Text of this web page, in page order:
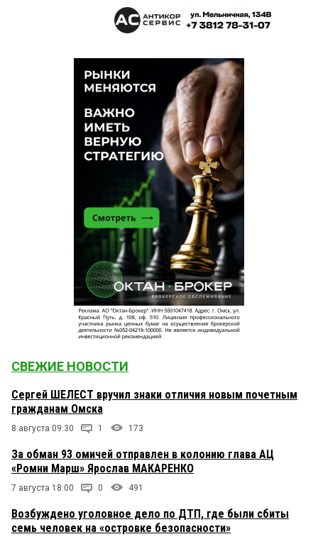
СВЕЖИЕ НОВОСТИ
Сергей ШЕЛЕСТ вручил знаки отличия новым почетным
гражданам Омска
8 августа 09:30 1 173
За обман 93 омичей отправлен в колонию глава АЦ
«Ромни Марш» Ярослав МАКАРЕНКО
7 августа 18:00 0 491
Возбуждено уголовное дело по ДТП, где были сбиты
семь человек на «островке безопасности»